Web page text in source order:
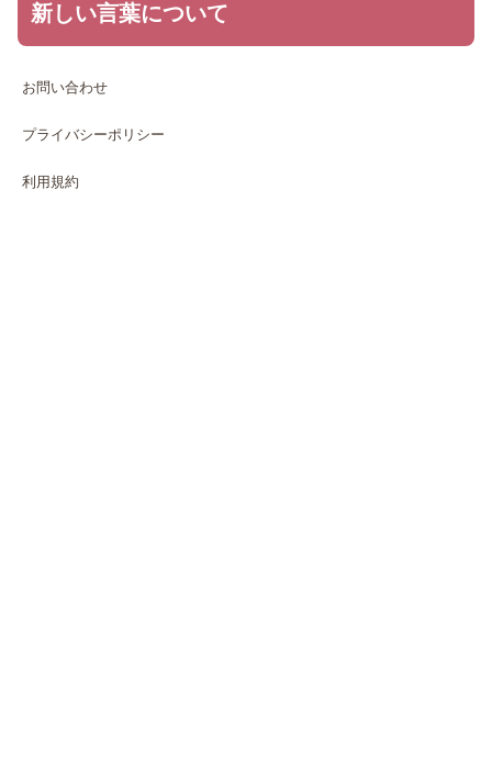
新しい言葉について
お問い合わせ
プライバシーポリシー
利用規約